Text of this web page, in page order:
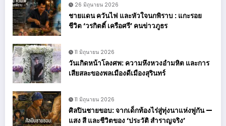
26 มิถุนายน 2026
ชายแดน ควันไฟ และหัวใจนกพิราบ : แกะรอย
ชีวิต ‘วรกิตติ์ เครือศรี’ คนข่าวภูธร
11 มิถุนายน 2026
วันเกิดหน้าโลงศพ: ความหึงหวงอำมหิต และการ
เสียสละของพลเมืองดีเมืองสุรินทร์
11 มิถุนายน 2026
ศิลปินชายขอบ: จากเด็กท้องไร่สู่ทุ่งนาแห่งพู่กัน —
แสง สี และชีวิตของ ‘ประวัติ สำราญจริง’